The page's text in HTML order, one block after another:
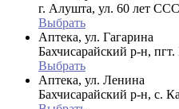
г. Алушта, ул. 60 лет
Выбрать
Аптека, ул. Гагарина
Бахчисарайский р-н,
Выбрать
Аптека, ул. Ленина
Бахчисарайский р-н, с.